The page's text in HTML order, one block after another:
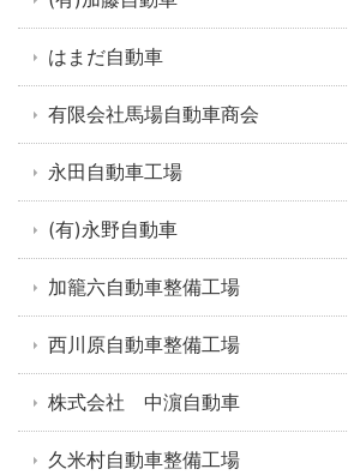
はまだ自動車
有限会社馬場自動車商会
永田自動車工場
(有)永野自動車
加籠六自動車整備工場
西川原自動車整備工場
株式会社 中濵自動車
久米村自動車整備工場